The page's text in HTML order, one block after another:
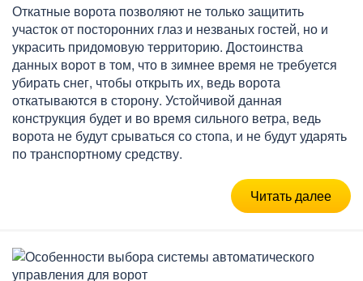
Откатные ворота позволяют не только защитить
участок от посторонних глаз и незваных гостей, но и
украсить придомовую территорию. Достоинства
данных ворот в том, что в зимнее время не требуется
убирать снег, чтобы открыть их, ведь ворота
откатываются в сторону. Устойчивой данная
конструкция будет и во время сильного ветра, ведь
ворота не будут срываться со стопа, и не будут ударять
по транспортному средству.
Читать далее